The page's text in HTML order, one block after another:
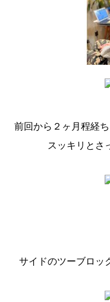
前回から２ヶ月程経
スッキリとさ
サイドのツーブロッ